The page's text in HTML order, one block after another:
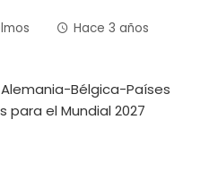
Hace 3 años